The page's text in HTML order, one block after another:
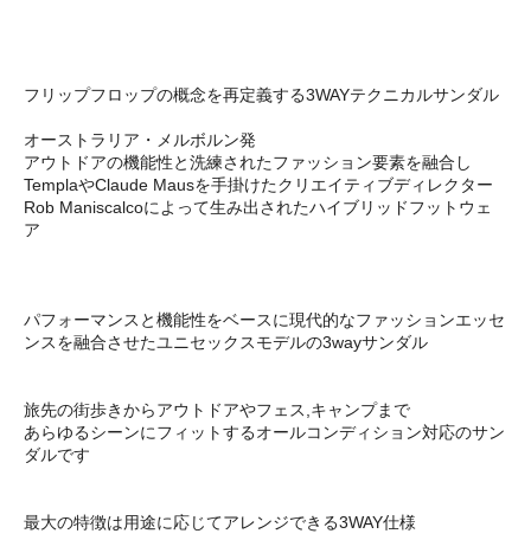
フリップフロップの概念を再定義する3WAYテクニカルサンダル
オーストラリア・メルボルン発
アウトドアの機能性と洗練されたファッション要素を融合し
TemplaやClaude Mausを手掛けたクリエイティブディレクター
Rob Maniscalcoによって生み出されたハイブリッドフットウェ
ア
パフォーマンスと機能性をベースに現代的なファッションエッセ
ンスを融合させたユニセックスモデルの3wayサンダル
旅先の街歩きからアウトドアやフェス,キャンプまで
あらゆるシーンにフィットするオールコンディション対応のサン
ダルです
最大の特徴は用途に応じてアレンジできる3WAY仕様